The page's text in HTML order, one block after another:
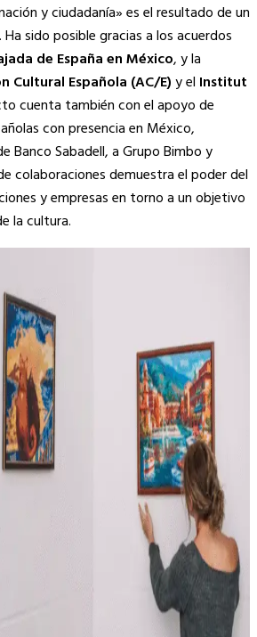
y ciudadanía» es el resultado de un
sido posible gracias a los acuerdos
de España en México, y la
Cultural Española (AC/E)y el Institut
cuenta también con el apoyo de
con presencia en México,
Banco Sabadell, a Grupo Bimbo y
colaboraciones demuestra el poder del
y empresas en torno a un objetivo
la cultura.